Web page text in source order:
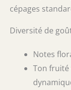
cépages
Diversité de
Notes
Ton